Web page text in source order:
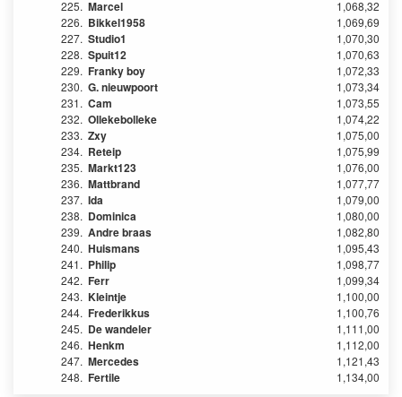
225. Marcel
1,068,32
226. Bikkel1958
1,069,69
227. Studio1
1,070,30
228. Spuit12
1,070,63
229. Franky boy
1,072,33
230. G. nieuwpoort
1,073,34
231. Cam
1,073,55
232. Ollekebolleke
1,074,22
233. Zxy
1,075,00
234. Reteip
1,075,99
235. Markt123
1,076,00
236. Mattbrand
1,077,77
237. Ida
1,079,00
238. Dominica
1,080,00
239. Andre braas
1,082,80
240. Huismans
1,095,43
241. Philip
1,098,77
242. Ferr
1,099,34
243. Kleintje
1,100,00
244. Frederikkus
1,100,76
245. De wandeler
1,111,00
246. Henkm
1,112,00
247. Mercedes
1,121,43
248. Fertile 1,134,00